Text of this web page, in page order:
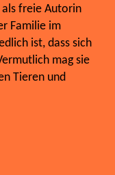
als freie Autorin
Familie im
ist, dass sich
mag sie
Tieren und